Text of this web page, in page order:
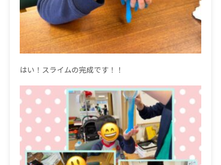
はい！スライムの完成です！！